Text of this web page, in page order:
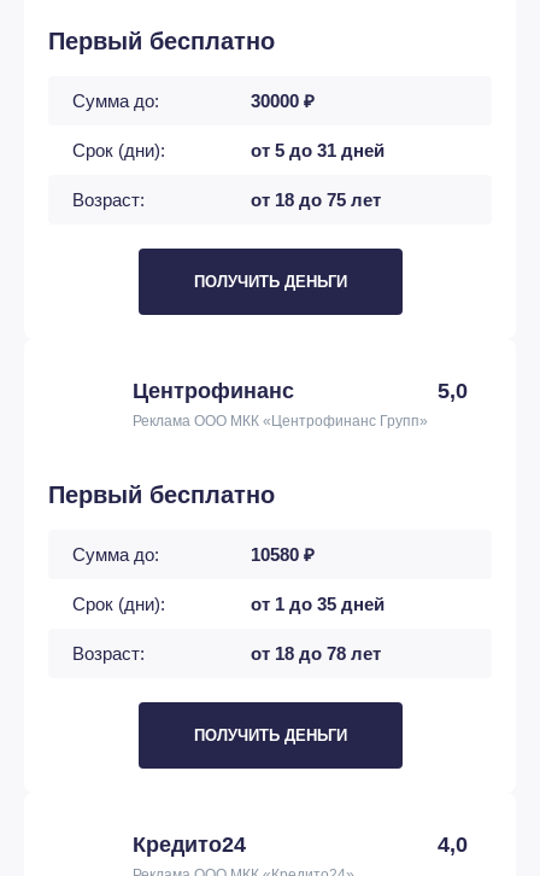
Первый бесплатно
Сумма до: 30000 ₽
Срок (дни): от 5 до 31 дней
Возраст: от 18 до 75 лет
ПОЛУЧИТЬ ДЕНЬГИ
Центрофинанс 5,0
Реклама ООО МКК «Центрофинанс Групп»
Первый бесплатно
Сумма до: 10580 ₽
Срок (дни): от 1 до 35 дней
Возраст: от 18 до 78 лет
ПОЛУЧИТЬ ДЕНЬГИ
Кредито24 4,0